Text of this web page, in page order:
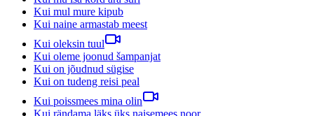
Kui mul mure kipub
Kui naine armastab meest
Kui oleksin tuul
Kui oleme joonud šampanjat
Kui on jõudnud sügise
Kui on tudeng reisi peal
Kui poissmees mina olin
Kui rändama läks üks naisemees noor